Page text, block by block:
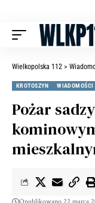
Wielkopolska 112 >
KROTOSZYN WIADOMOŚCI
Pożar